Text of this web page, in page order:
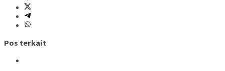
Pos terkait